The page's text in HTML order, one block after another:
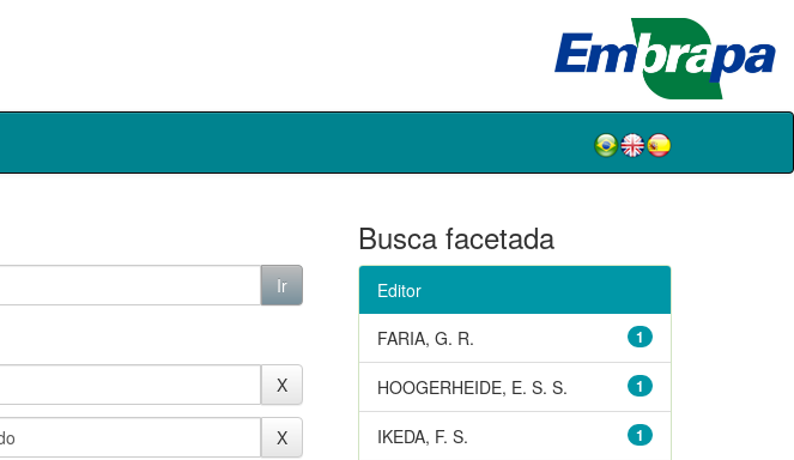
Busca facetada
Editor
1
FARIA, G. R.
1
HOOGERHEIDE, E. S. S.
1
IKEDA, F. S.